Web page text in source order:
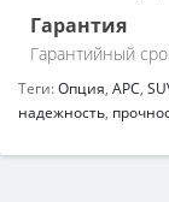
Гарантия
Гарантийный
Теги:Опция, APC,
надежность,